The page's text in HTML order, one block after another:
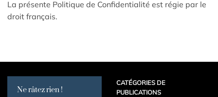
La présente Politique de Confidentialité est régie par le
droit français.
Ne râtez rien !
CATÉGORIES DE
PUBLICATIONS